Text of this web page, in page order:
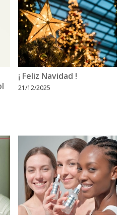
¡ Feliz Navidad !
21/12/2025